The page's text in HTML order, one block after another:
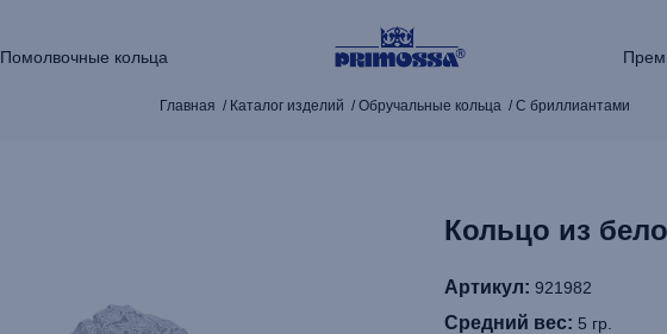
Помолвочные кольца
Главная Каталог изделий Обручальные кольца С бриллиантами
Кольцо из
Артикул: 921982
Средний вес: 5 гр.